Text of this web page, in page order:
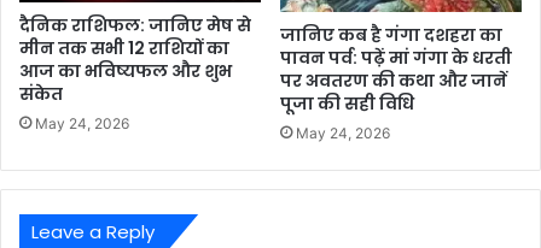
दैनिक राशिफल: जानिए मेष से
मीन तक सभी 12 राशियों का
आज का भविष्यफल और शुभ
संकेत
May 24, 2026
जानिए कब है गंगा दशहरा का
पावन पर्व: पढ़ें मां गंगा के धरती
पर अवतरण की कथा और जानें
पूजा की सही विधि
May 24, 2026
Leave a Reply